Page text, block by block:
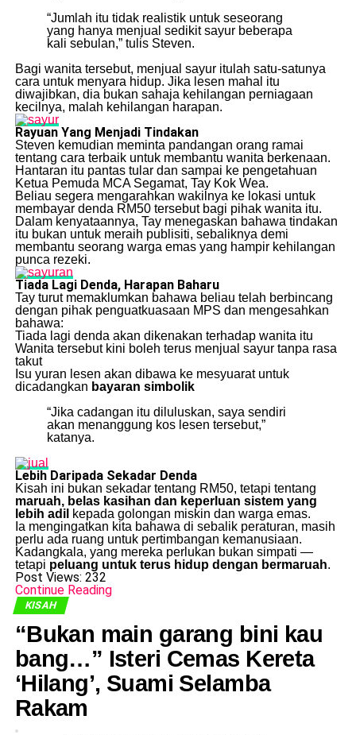
“Jumlah itu tidak realistik untuk seseorang
yang hanya menjual sedikit sayur beberapa
kali sebulan,” tulis Steven.
Bagi wanita tersebut, menjual sayur itulah satu-satunya
cara untuk menyara hidup. Jika lesen mahal itu
diwajibkan, dia bukan sahaja kehilangan perniagaan
kecilnya, malah kehilangan harapan.
Rayuan Yang Menjadi Tindakan
Steven kemudian meminta pandangan orang ramai
tentang cara terbaik untuk membantu wanita berkenaan.
Hantaran itu pantas tular dan sampai ke pengetahuan
Ketua Pemuda MCA Segamat, Tay Kok Wea.
Beliau segera mengarahkan wakilnya ke lokasi untuk
membayar denda RM50 tersebut bagi pihak wanita itu.
Dalam kenyataannya, Tay menegaskan bahawa tindakan
itu bukan untuk meraih publisiti, sebaliknya demi
membantu seorang warga emas yang hampir kehilangan
punca rezeki.
Tiada Lagi Denda, Harapan Baharu
Tay turut memaklumkan bahawa beliau telah berbincang
dengan pihak penguatkuasaan MPS dan mengesahkan
bahawa:
Tiada lagi denda akan dikenakan terhadap wanita itu
Wanita tersebut kini boleh terus menjual sayur tanpa rasa
takut
Isu yuran lesen akan dibawa ke mesyuarat untuk
dicadangkan bayaran simbolik
“Jika cadangan itu diluluskan, saya sendiri
akan menanggung kos lesen tersebut,”
katanya.
Lebih Daripada Sekadar Denda
Kisah ini bukan sekadar tentang RM50, tetapi tentang
maruah, belas kasihan dan keperluan sistem yang
lebih adil kepada golongan miskin dan warga emas.
Ia mengingatkan kita bahawa di sebalik peraturan, masih
perlu ada ruang untuk pertimbangan kemanusiaan.
Kadangkala, yang mereka perlukan bukan simpati —
tetapi peluang untuk terus hidup dengan bermaruah.
Post Views: 232
Continue Reading
KISAH
“Bukan main garang bini kau
bang…” Isteri Cemas Kereta
‘Hilang’, Suami Selamba
Rakam